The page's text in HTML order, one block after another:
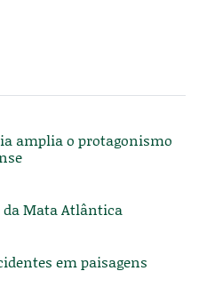
amplia o protagonismo
da Mata Atlântica
em paisagens